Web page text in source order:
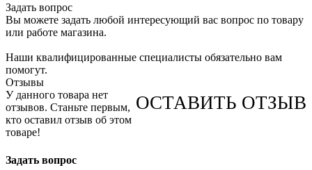
Задать вопрос
Вы можете задать любой интересующий вас вопрос по товару
или работе магазина.
Наши квалифицированные специалисты обязательно вам
помогут.
Отзывы
ОСТАВИТЬ ОТЗЫВ
У данного товара нет
отзывов. Станьте первым,
кто оставил отзыв об этом
товаре!
Задать вопрос